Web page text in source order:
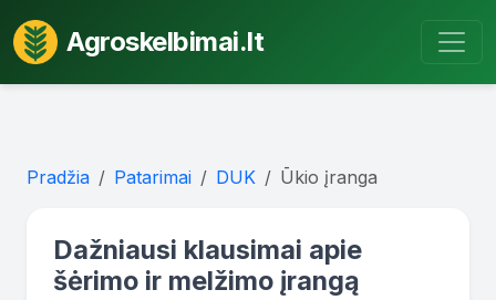
Agroskelbimai.lt
Pradžia Patarimai DUK Ūkio įranga
Dažniausi klausimai apie
šėrimo ir melžimo įrangą